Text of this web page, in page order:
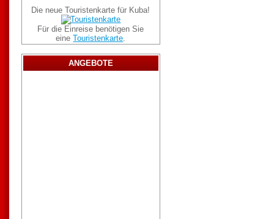
Die neue Touristenkarte für Kuba!
Für die Einreise benötigen Sie
eineTouristenkarte.
ANGEBOTE